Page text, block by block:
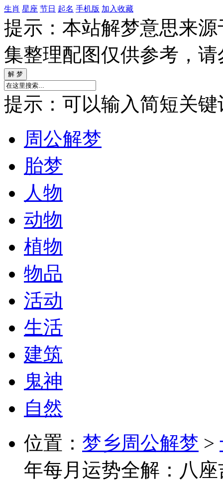
生肖 星座 节日 起名 手机版 加入收藏
提示：本站解梦意思来
集整理配图仅供参考，
提示：可以输入简短关键
周公解梦
胎梦
人物
动物
植物
物品
活动
生活
建筑
鬼神
自然
位置： 梦乡周公解梦 >
年每月运势全解：八